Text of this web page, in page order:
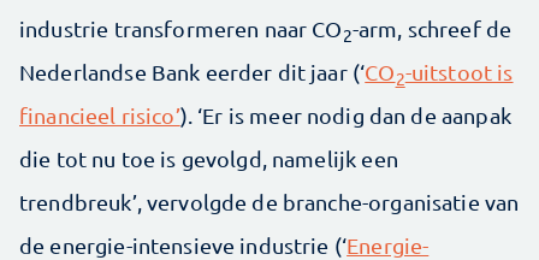
industrie transformeren naar CO2-arm, schreef de
Nederlandse Bank eerder dit jaar (‘CO2-uitstoot is
financieel risico’). ‘Er is meer nodig dan de aanpak
die tot nu toe is gevolgd, namelijk een
trendbreuk’, vervolgde de branche-organisatie van
de energie-intensieve industrie (‘Energie-